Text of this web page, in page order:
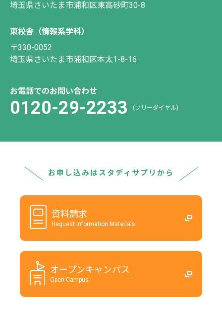
埼玉県さいたま市浦和区東高砂町30-8
東校舎（情報系学科）
〒330-0052
埼玉県さいたま市浦和区本太1-8-16
お電話でのお問い合わせ
0120-29-2233 (フリーダイヤル)
お申し込みはスタディサプリから
資料請求
Request Information Materials
オープンキャンパス
Open Campus